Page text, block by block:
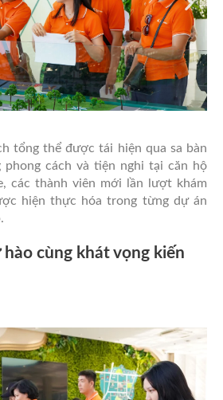
tổng thể được tái hiện qua sa bàn
phong cách và tiện nghi tại căn hộ
các thành viên mới lần lượt khám
hiện thực hóa trong từng dự án
cùng khát vọng kiến